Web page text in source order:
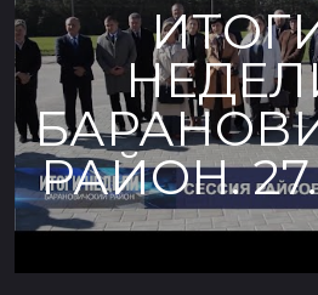
РАЙОН.